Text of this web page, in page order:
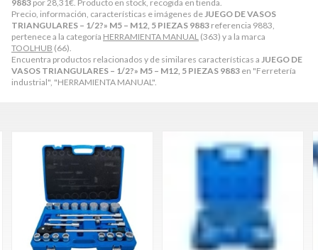
9883 por28,31€. Producto en stock, recogida en tienda.
Precio, información, características e imágenes deJUEGO DE VASOS
TRIANGULARES – 1/2?» M5 – M12, 5 PIEZAS 9883 referencia 9883,
pertenece a la categoría HERRAMIENTA MANUAL (363) y a la marca
TOOLHUB (66).
Encuentra productos relacionados y de similares características a JUEGO DE
VASOS TRIANGULARES – 1/2?» M5 – M12, 5 PIEZAS 9883 en "Ferretería
industrial", "HERRAMIENTA MANUAL".